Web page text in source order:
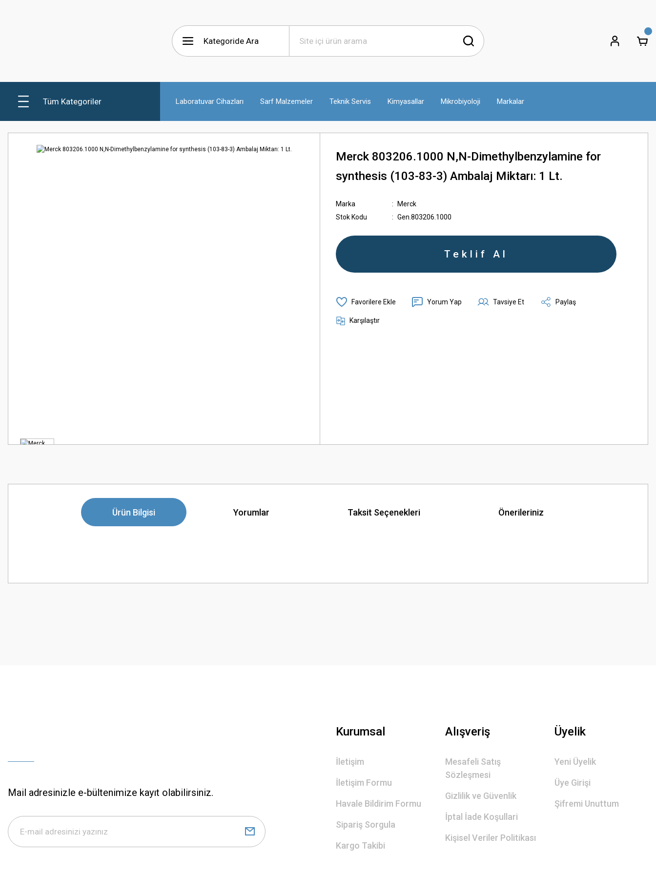
Tüm Kategoriler Laboratuvar Cihazları Sarf Malzemeler Teknik Servis Kimyasallar Mikrobiyoloji Markalar
Merck 803206.1000 N,N-Dimethylbenzylamine for
synthesis (103-83-3) Ambalaj Miktarı: 1 Lt.
Marka
Merck
Stok Kodu
Gen.803206.1000
Teklif Al
Yorum Yap Tavsiye Et Paylaş
Karşılaştır
Ürün Bilgisi Yorumlar Taksit Seçenekleri Önerileriniz
Görüş ve önerileriniz için teşekkür ederiz.
Mail adresinizle e-bültenimize kayıt olabilirsiniz.
Kurumsal
İletişim
İletişim Formu
Havale Bildirim Formu
Sipariş Sorgula
Kargo Takibi
Alışveriş
Mesafeli Satış
Sözleşmesi
Gizlilik ve Güvenlik
İptal İade Koşullari
Kişisel Veriler Politikası
Üyelik
Yeni Üyelik
Üye Girişi
Şifremi Unuttum